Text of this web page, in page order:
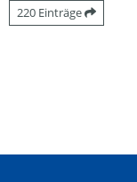
220 Einträge